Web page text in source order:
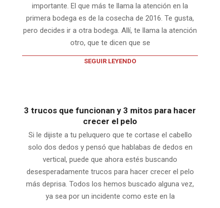
importante. El que más te llama la atención en la
primera bodega es de la cosecha de 2016. Te gusta,
pero decides ir a otra bodega. Allí, te llama la atención
otro, que te dicen que se
SEGUIR LEYENDO
3 trucos que funcionan y 3 mitos para hacer
crecer el pelo
Si le dijiste a tu peluquero que te cortase el cabello
solo dos dedos y pensó que hablabas de dedos en
vertical, puede que ahora estés buscando
desesperadamente trucos para hacer crecer el pelo
más deprisa. Todos los hemos buscado alguna vez,
ya sea por un incidente como este en la